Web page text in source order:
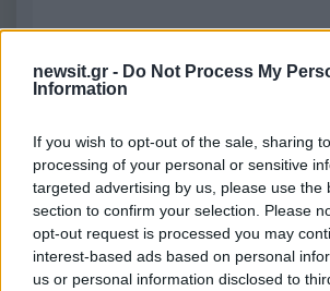
newsit.gr - Do Not Process My
Information
If you wish to opt-out of the sale, sharing
processing of your personal or sensitive
targeted advertising by us, please use the
section to confirm your selection. Please
opt-out request is processed you may
interest-based ads based on personal
us or personal information disclosed to
Όροι Χρήσης. Το site προστατεύεται από
Πολιτική Απορρήτου &Όροι Χρήσηςτης
Χρηστικά
ΗΛΕΚΤΡΙΚΟ ΡΕΥΜΑ
Share: